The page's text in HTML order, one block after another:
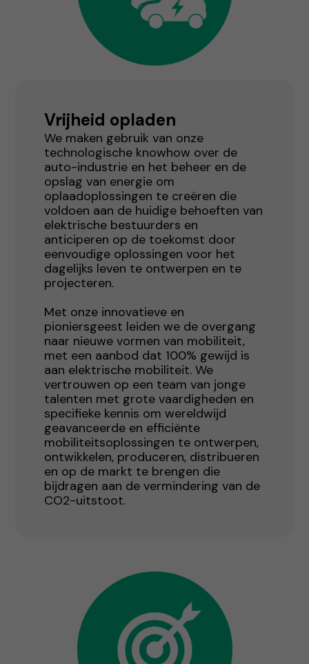
Vrijheid opladen
We maken gebruik van onze
technologische knowhow over de
auto-industrie en het beheer en de
opslag van energie om
oplaadoplossingen te creëren die
voldoen aan de huidige behoeften van
elektrische bestuurders en
anticiperen op de toekomst door
eenvoudige oplossingen voor het
dagelijks leven te ontwerpen en te
projecteren.
Met onze innovatieve en
pioniersgeest leiden we de overgang
naar nieuwe vormen van mobiliteit,
met een aanbod dat 100% gewijd is
aan elektrische mobiliteit. We
vertrouwen op een team van jonge
talenten met grote vaardigheden en
specifieke kennis om wereldwijd
geavanceerde en efficiënte
mobiliteitsoplossingen te ontwerpen,
ontwikkelen, produceren, distribueren
en op de markt te brengen die
bijdragen aan de vermindering van de
CO2-uitstoot.